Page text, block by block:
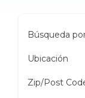
Búsqueda
Ubicación
Zip/Post